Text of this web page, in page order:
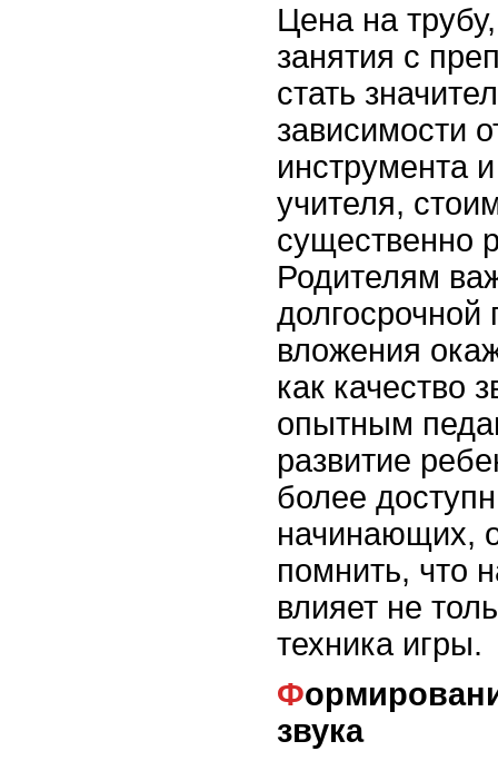
Цена на
занятия с
стать
зависимости
инструмента
учителя,
существенно
Родителям
долгосрочной
вложения
как качество
опытным
развитие
более
начинающих,
помнить, что
влияет не
техника игры.
Формирование правильного
звука